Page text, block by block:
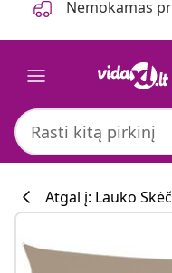
Nemokamas
Atgal į: Lauko